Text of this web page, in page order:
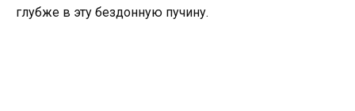
глубже в эту бездонную пучину.